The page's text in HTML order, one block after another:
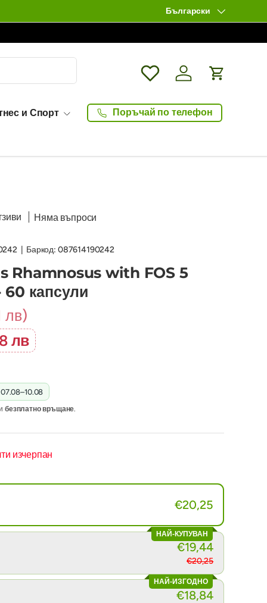
Език
Български
WishlistВлизане / Log in
Количка
и Спорт Поръчай по телефон
Няма въпроси
Баркод: 087614190242
Rhamnosus with FOS 5
капсули
лв)
лв
07.08–10.08
безплатно връщане.
изчерпан
€20,25
НАЙ-КУПУВАН
€19,44
€20,25
НАЙ-ИЗГОДНО
€18,84